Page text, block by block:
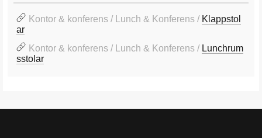
Kontor & konferens / Lunch & Konferens / Klappstol
ar
Kontor & konferens / Lunch & Konferens / Lunchrum
sstolar